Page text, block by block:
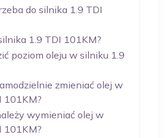
do silnika 1.9 TDI
1.9 TDI 101KM?
poziom oleju w silniku 1.9
zmieniać olej w
101KM?
wymieniać olej w
101KM?